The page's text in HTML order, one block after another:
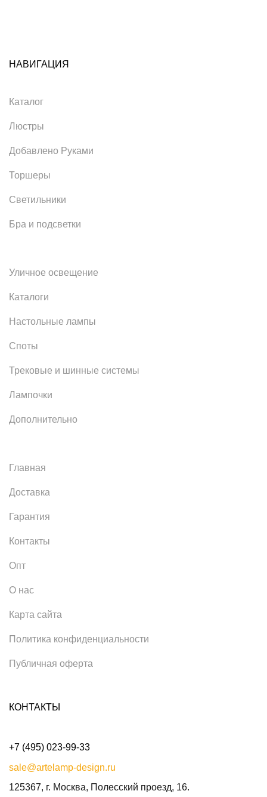
НАВИГАЦИЯ
Каталог
Люстры
Добавлено Руками
Торшеры
Светильники
Бра и подсветки
Уличное освещение
Каталоги
Настольные лампы
Споты
Трековые и шинные системы
Лампочки
Дополнительно
Главная
Доставка
Гарантия
Контакты
Опт
О нас
Карта сайта
Политика конфиденциальности
Публичная оферта
КОНТАКТЫ
+7 (495) 023-99-33
sale@artelamp-design.ru
125367, г. Москва, Полесский проезд, 16.